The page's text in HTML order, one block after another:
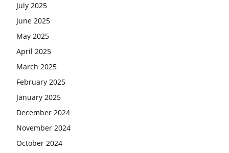
July 2025
June 2025
May 2025
April 2025
March 2025
February 2025
January 2025
December 2024
November 2024
October 2024